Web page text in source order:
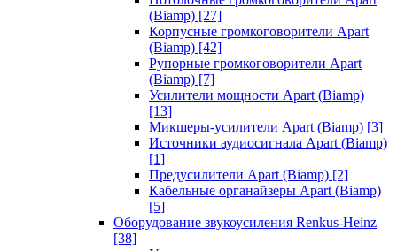
(Biamp) [27]
Корпусные громкоговорители Apart
(Biamp) [42]
Рупорные громкоговорители Apart
(Biamp) [7]
Усилители мощности Apart (Biamp)
[13]
Микшеры-усилители Apart (Biamp) [3]
Источники аудиосигнала Apart (Biamp)
[1]
Предусилители Apart (Biamp) [2]
Кабельные органайзеры Apart (Biamp)
[5]
Оборудование звукоусиления Renkus-Heinz
[38]